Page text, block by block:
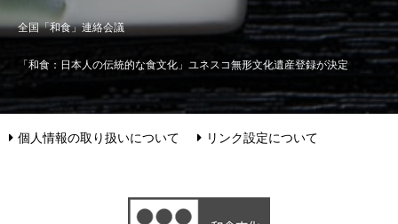
全国「和食」連絡会議
「和食：日本人の伝統的な食文化」ユネスコ無形文化遺産登録が決定
個人情報の取り扱いについて リンク設定について